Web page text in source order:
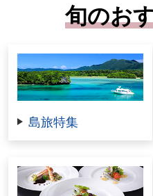
旬のお
島旅特集